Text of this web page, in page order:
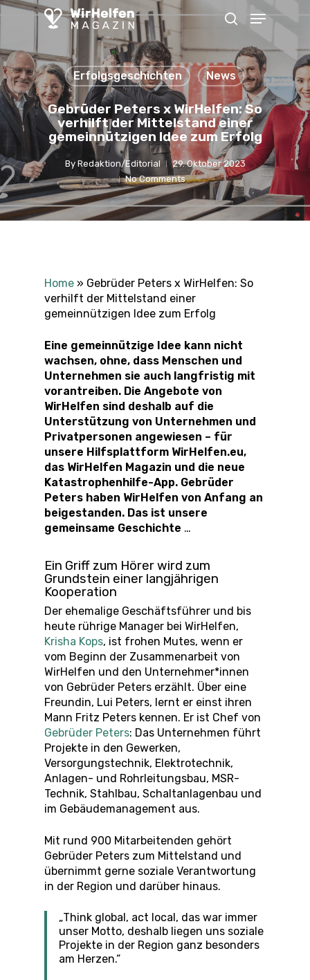
Skip
content
Menu
Erfolgsgeschichten News
Gebrüder Peters x WirHelfen: So
verhilft der Mittelstand einer
gemeinnützigen Idee zum Erfolg
By Redaktion/Editorial
29. Oktober 2023
No Comments
Home » Gebrüder Peters x WirHelfen: So
verhilft der Mittelstand einer
gemeinnützigen Idee zum Erfolg
Eine gemeinnützige Idee kann nicht
wachsen, ohne, dass Menschen und
Unternehmen sie auch langfristig mit
vorantreiben. Die Angebote von
WirHelfen sind deshalb auf die
Unterstützung von Unternehmen und
Privatpersonen angewiesen – für
unsere Hilfsplattform WirHelfen.eu,
das WirHelfen Magazin und die neue
Katastrophenhilfe-App. Gebrüder
Peters haben WirHelfen von Anfang an
beigestanden. Das ist unsere
gemeinsame Geschichte …
Ein Griff zum Hörer wird zum
Grundstein einer langjährigen
Kooperation
Der ehemalige Geschäftsführer und bis
heute rührige Manager bei WirHelfen,
Krisha Kops, ist frohen Mutes, wenn er
vom Beginn der Zusammenarbeit von
WirHelfen und den Unternehmer*innen
von Gebrüder Peters erzählt. Über eine
Freundin, Lui Peters, lernt er einst ihren
Mann Fritz Peters kennen. Er ist Chef von
Gebrüder Peters: Das Unternehmen führt
Projekte in den Gewerken,
Versorgungstechnik, Elektrotechnik,
Anlagen- und Rohrleitungsbau, MSR-
Technik, Stahlbau, Schaltanlagenbau und
im Gebäudemanagement aus.
Mit rund 900 Mitarbeitenden gehört
Gebrüder Peters zum Mittelstand und
übernimmt gerne soziale Verantwortung
in der Region und darüber hinaus.
„Think global, act local, das war immer
unser Motto, deshalb liegen uns soziale
Projekte in der Region ganz besonders
am Herzen.“